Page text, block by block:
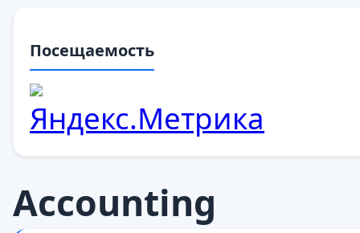
Accounting
Посещаемость